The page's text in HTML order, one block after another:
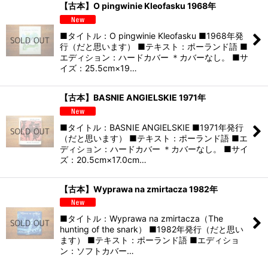
【古本】O pingwinie Kleofasku 1968年
■タイトル：O pingwinie Kleofasku ■1968年発
行（だと思います） ■テキスト：ポーランド語 ■
エディション：ハードカバー ＊カバーなし。 ■サ
イズ：25.5cm×19…
【古本】BASNIE ANGIELSKIE 1971年
■タイトル：BASNIE ANGIELSKIE ■1971年発行
（だと思います） ■テキスト：ポーランド語 ■エ
ディション：ハードカバー ＊カバーなし。 ■サイ
ズ：20.5cm×17.0cm…
【古本】Wyprawa na zmirtacza 1982年
■タイトル：Wyprawa na zmirtacza（The
hunting of the snark） ■1982年発行（だと思い
ます） ■テキスト：ポーランド語 ■エディショ
ン：ソフトカバー…